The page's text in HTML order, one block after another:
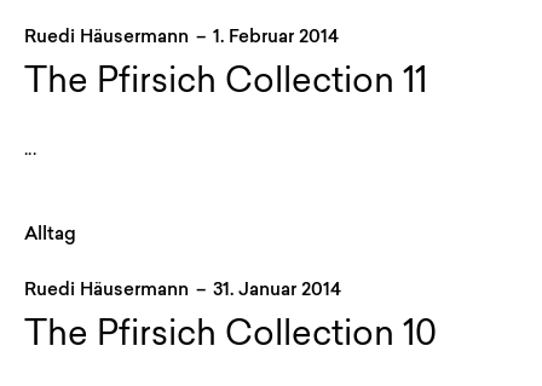
Ruedi Häusermann – 1. Februar 2014
The Pfirsich Collection 11
...
Alltag
Ruedi Häusermann – 31. Januar 2014
The Pfirsich Collection 10